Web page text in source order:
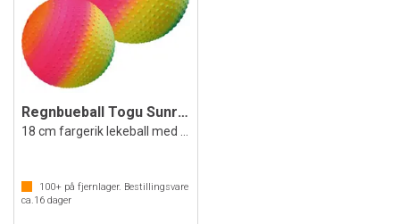
Regnbueball Togu Sunrise 18 cm
100+ på fjernlager. Bestillingsvare
ca.16 dager